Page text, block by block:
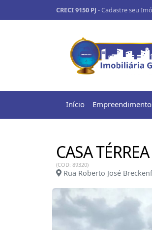
CRECI 9150 PJ -Cadastre seu
Início
CASA
(COD: 89320)
Rua Roberto José